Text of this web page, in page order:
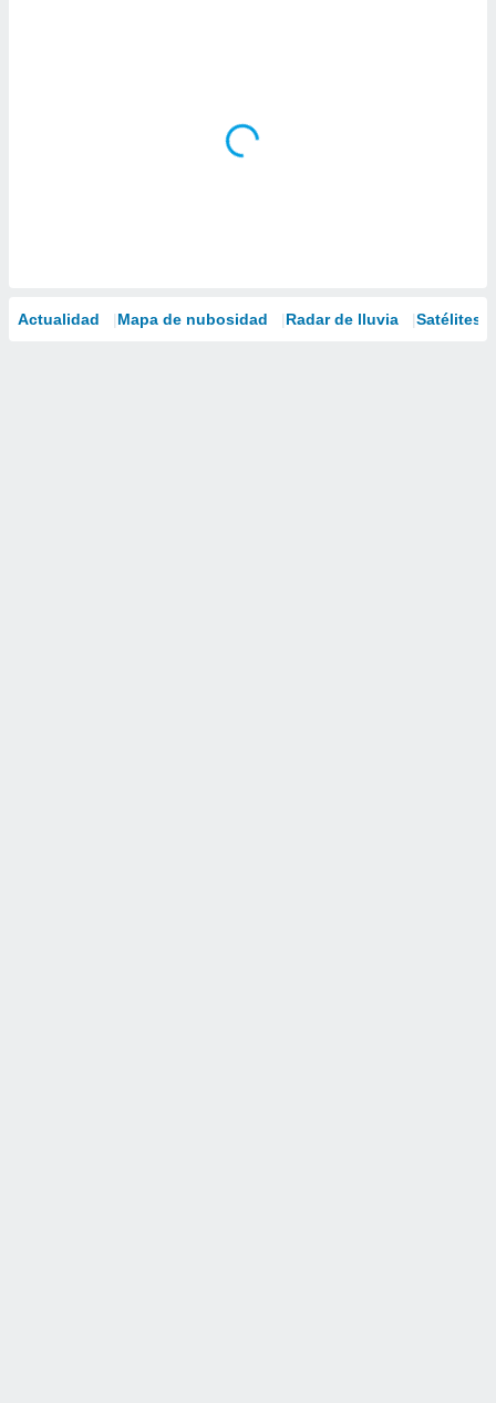
Actualidad Mapa de nubosidad Radar de lluvia Satélites